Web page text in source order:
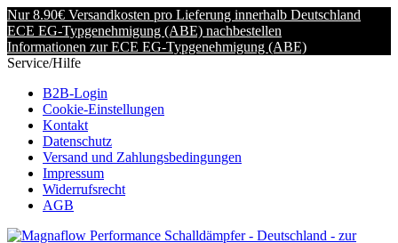
Nur 8.90€ Versandkosten pro Lieferung innerhalb Deutschland
ECE EG-Typgenehmigung (ABE) nachbestellen
Informationen zur ECE EG-Typgenehmigung (ABE)
Service/Hilfe
B2B-Login
Cookie-Einstellungen
Kontakt
Datenschutz
Versand und Zahlungsbedingungen
Impressum
Widerrufsrecht
AGB